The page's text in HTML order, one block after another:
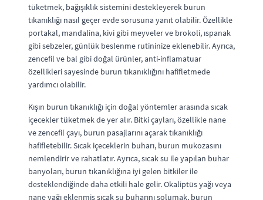
tüketmek, bağışıklık sistemini destekleyerek burun
tıkanıklığı nasıl geçer evde sorusuna yanıt olabilir. Özellikle
portakal, mandalina, kivi gibi meyveler ve brokoli, ıspanak
gibi sebzeler, günlük beslenme rutininize eklenebilir. Ayrıca,
zencefil ve bal gibi doğal ürünler, anti-inflamatuar
özellikleri sayesinde burun tıkanıklığını hafifletmede
yardımcı olabilir.
Kışın burun tıkanıklığı için doğal yöntemler arasında sıcak
içecekler tüketmek de yer alır. Bitki çayları, özellikle nane
ve zencefil çayı, burun pasajlarını açarak tıkanıklığı
hafifletebilir. Sıcak içeceklerin buharı, burun mukozasını
nemlendirir ve rahatlatır. Ayrıca, sıcak su ile yapılan buhar
banyoları, burun tıkanıklığına iyi gelen bitkiler ile
desteklendiğinde daha etkili hale gelir. Okaliptüs yağı veya
nane yağı eklenmiş sıcak su buharını solumak, burun